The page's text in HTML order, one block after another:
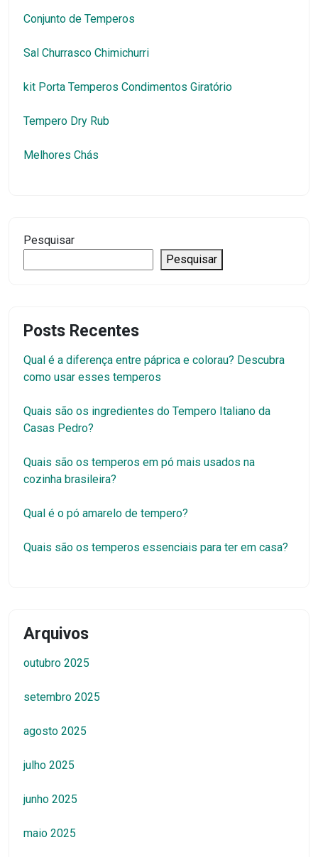
Conjunto de Temperos
Sal Churrasco Chimichurri
kit Porta Temperos Condimentos Giratório
Tempero Dry Rub
Melhores Chás
Pesquisar
Pesquisar
Posts Recentes
Qual é a diferença entre páprica e colorau? Descubra
como usar esses temperos
Quais são os ingredientes do Tempero Italiano da
Casas Pedro?
Quais são os temperos em pó mais usados na
cozinha brasileira?
Qual é o pó amarelo de tempero?
Quais são os temperos essenciais para ter em casa?
Arquivos
outubro 2025
setembro 2025
agosto 2025
julho 2025
junho 2025
maio 2025